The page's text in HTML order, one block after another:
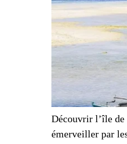
Découvrir l’île de
émerveiller par